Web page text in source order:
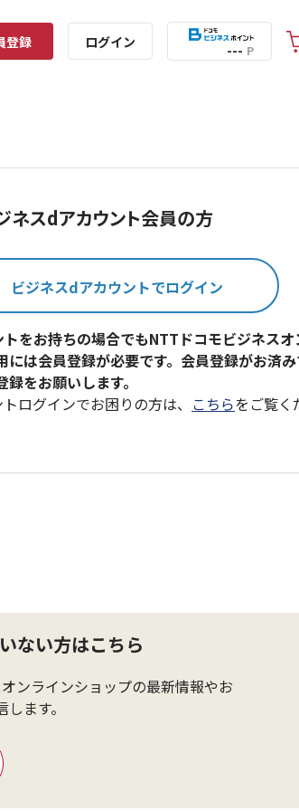
登録 ログイン --- P
ネスdアカウント会員の方
をお持ちの場合でもNTTドコモビジネスオ
には会員登録が必要です。会員登録がお済
録をお願いします。
ログインでお困りの方は、 こちらをご覧く
ない方はこちら
ンラインショップの最新情報やお
ます。